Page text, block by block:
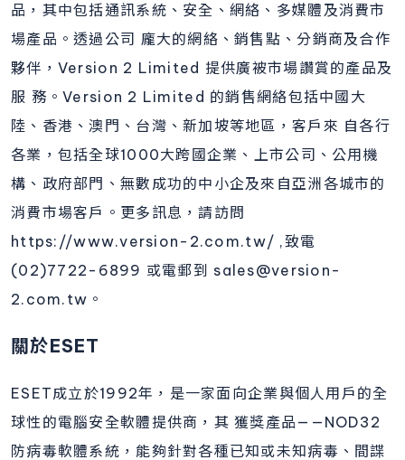
品，其中包括通訊系統、安全、網絡、多媒體及消費市
場產品。透過公司 龐大的網絡、銷售點、分銷商及合作
夥伴，Version 2 Limited 提供廣被市場讚賞的產品及
服 務。Version 2 Limited 的銷售網絡包括中國大
陸、香港、澳門、台灣、新加坡等地區，客戶來 自各行
各業，包括全球1000大跨國企業、上市公司、公用機
構、政府部門、無數成功的中小企及來自亞洲各城市的
消費市場客戶。更多訊息，請訪問
https://www.version-2.com.tw/ ,致電
(02)7722-6899 或電郵到 sales@version-
2.com.tw。
關於ESET
ESET成立於1992年，是一家面向企業與個人用戶的全
球性的電腦安全軟體提供商，其 獲獎產品——NOD32
防病毒軟體系統，能夠針對各種已知或未知病毒、間諜